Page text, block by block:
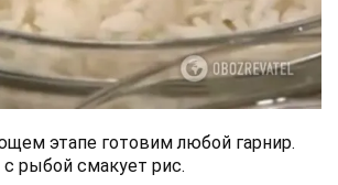
этапе готовим любой гарнир.
с рыбой смакует рис.